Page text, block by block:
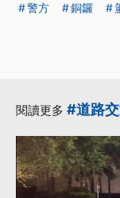
警方
銅鑼
閱讀更多 #道路